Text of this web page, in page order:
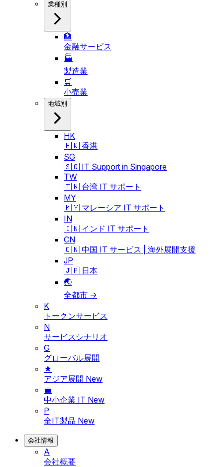
業種別
🏦
金融サービス
🏭
製造業
🛒
小売業
地域別
HK
🇭🇰 香港
SG
🇸🇬 IT Support in Singapore
TW
🇹🇼 台湾 IT サポート
MY
🇲🇾 マレーシア IT サポート
IN
🇮🇳 インド IT サポート
CN
🇨🇳 中国 IT サービス | 海外展開支援
JP
🇯🇵 日本
🌏
全都市 →
K
トークンサービス
N
サービスシナリオ
G
グローバル展開
★
アジア展開 New
💼
中小企業 IT New
P
全IT製品 New
会社情報
A
会社概要